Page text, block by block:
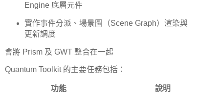
Engine 底層元件
實作事件分派、場景圖（Scene Graph）渲染與
更新調度
會將 Prism 及 GWT 整合在一起
Quantum Toolkit 的主要任務包括：
功能
說明